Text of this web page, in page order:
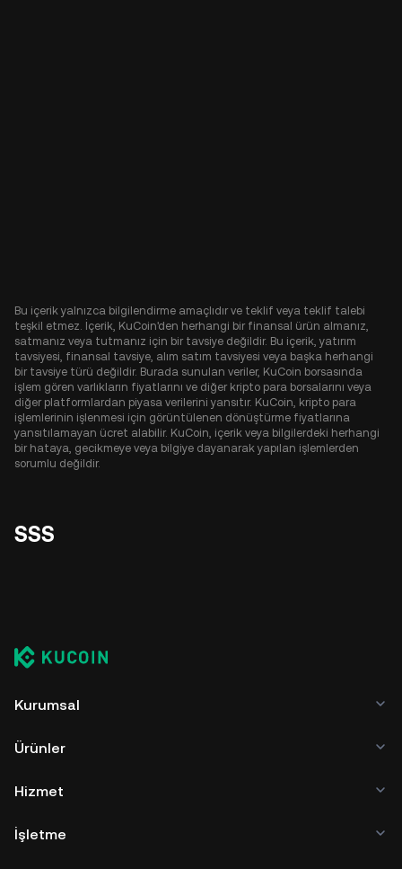
Bu içerik yalnızca bilgilendirme amaçlıdır ve teklif veya teklif talebi
teşkil etmez. İçerik, KuCoin'den herhangi bir finansal ürün almanız,
satmanız veya tutmanız için bir tavsiye değildir. Bu içerik, yatırım
tavsiyesi, finansal tavsiye, alım satım tavsiyesi veya başka herhangi
bir tavsiye türü değildir. Burada sunulan veriler, KuCoin borsasında
işlem gören varlıkların fiyatlarını ve diğer kripto para borsalarını veya
diğer platformlardan piyasa verilerini yansıtır. KuCoin, kripto para
işlemlerinin işlenmesi için görüntülenen dönüştürme fiyatlarına
yansıtılamayan ücret alabilir. KuCoin, içerik veya bilgilerdeki herhangi
bir hataya, gecikmeye veya bilgiye dayanarak yapılan işlemlerden
sorumlu değildir.
SSS
Kurumsal
Ürünler
Hizmet
İşletme